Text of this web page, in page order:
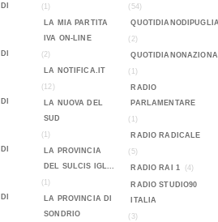
(1)
LA MIA PARTITA
IVA ON-LINE
(2)
LA NOTIFICA.IT
(12)
LA NUOVA DEL
SUD
(1)
LA PROVINCIA
DEL SULCIS IGL...
(1)
LA PROVINCIA DI
SONDRIO
(54)
(2)
(1)
RADIO
PARLAMENTARE
(1)
RADIO RADICALE
(5)
RADIO RAI 1
(4)
RADIO STUDIO90
ITALIA
(3)